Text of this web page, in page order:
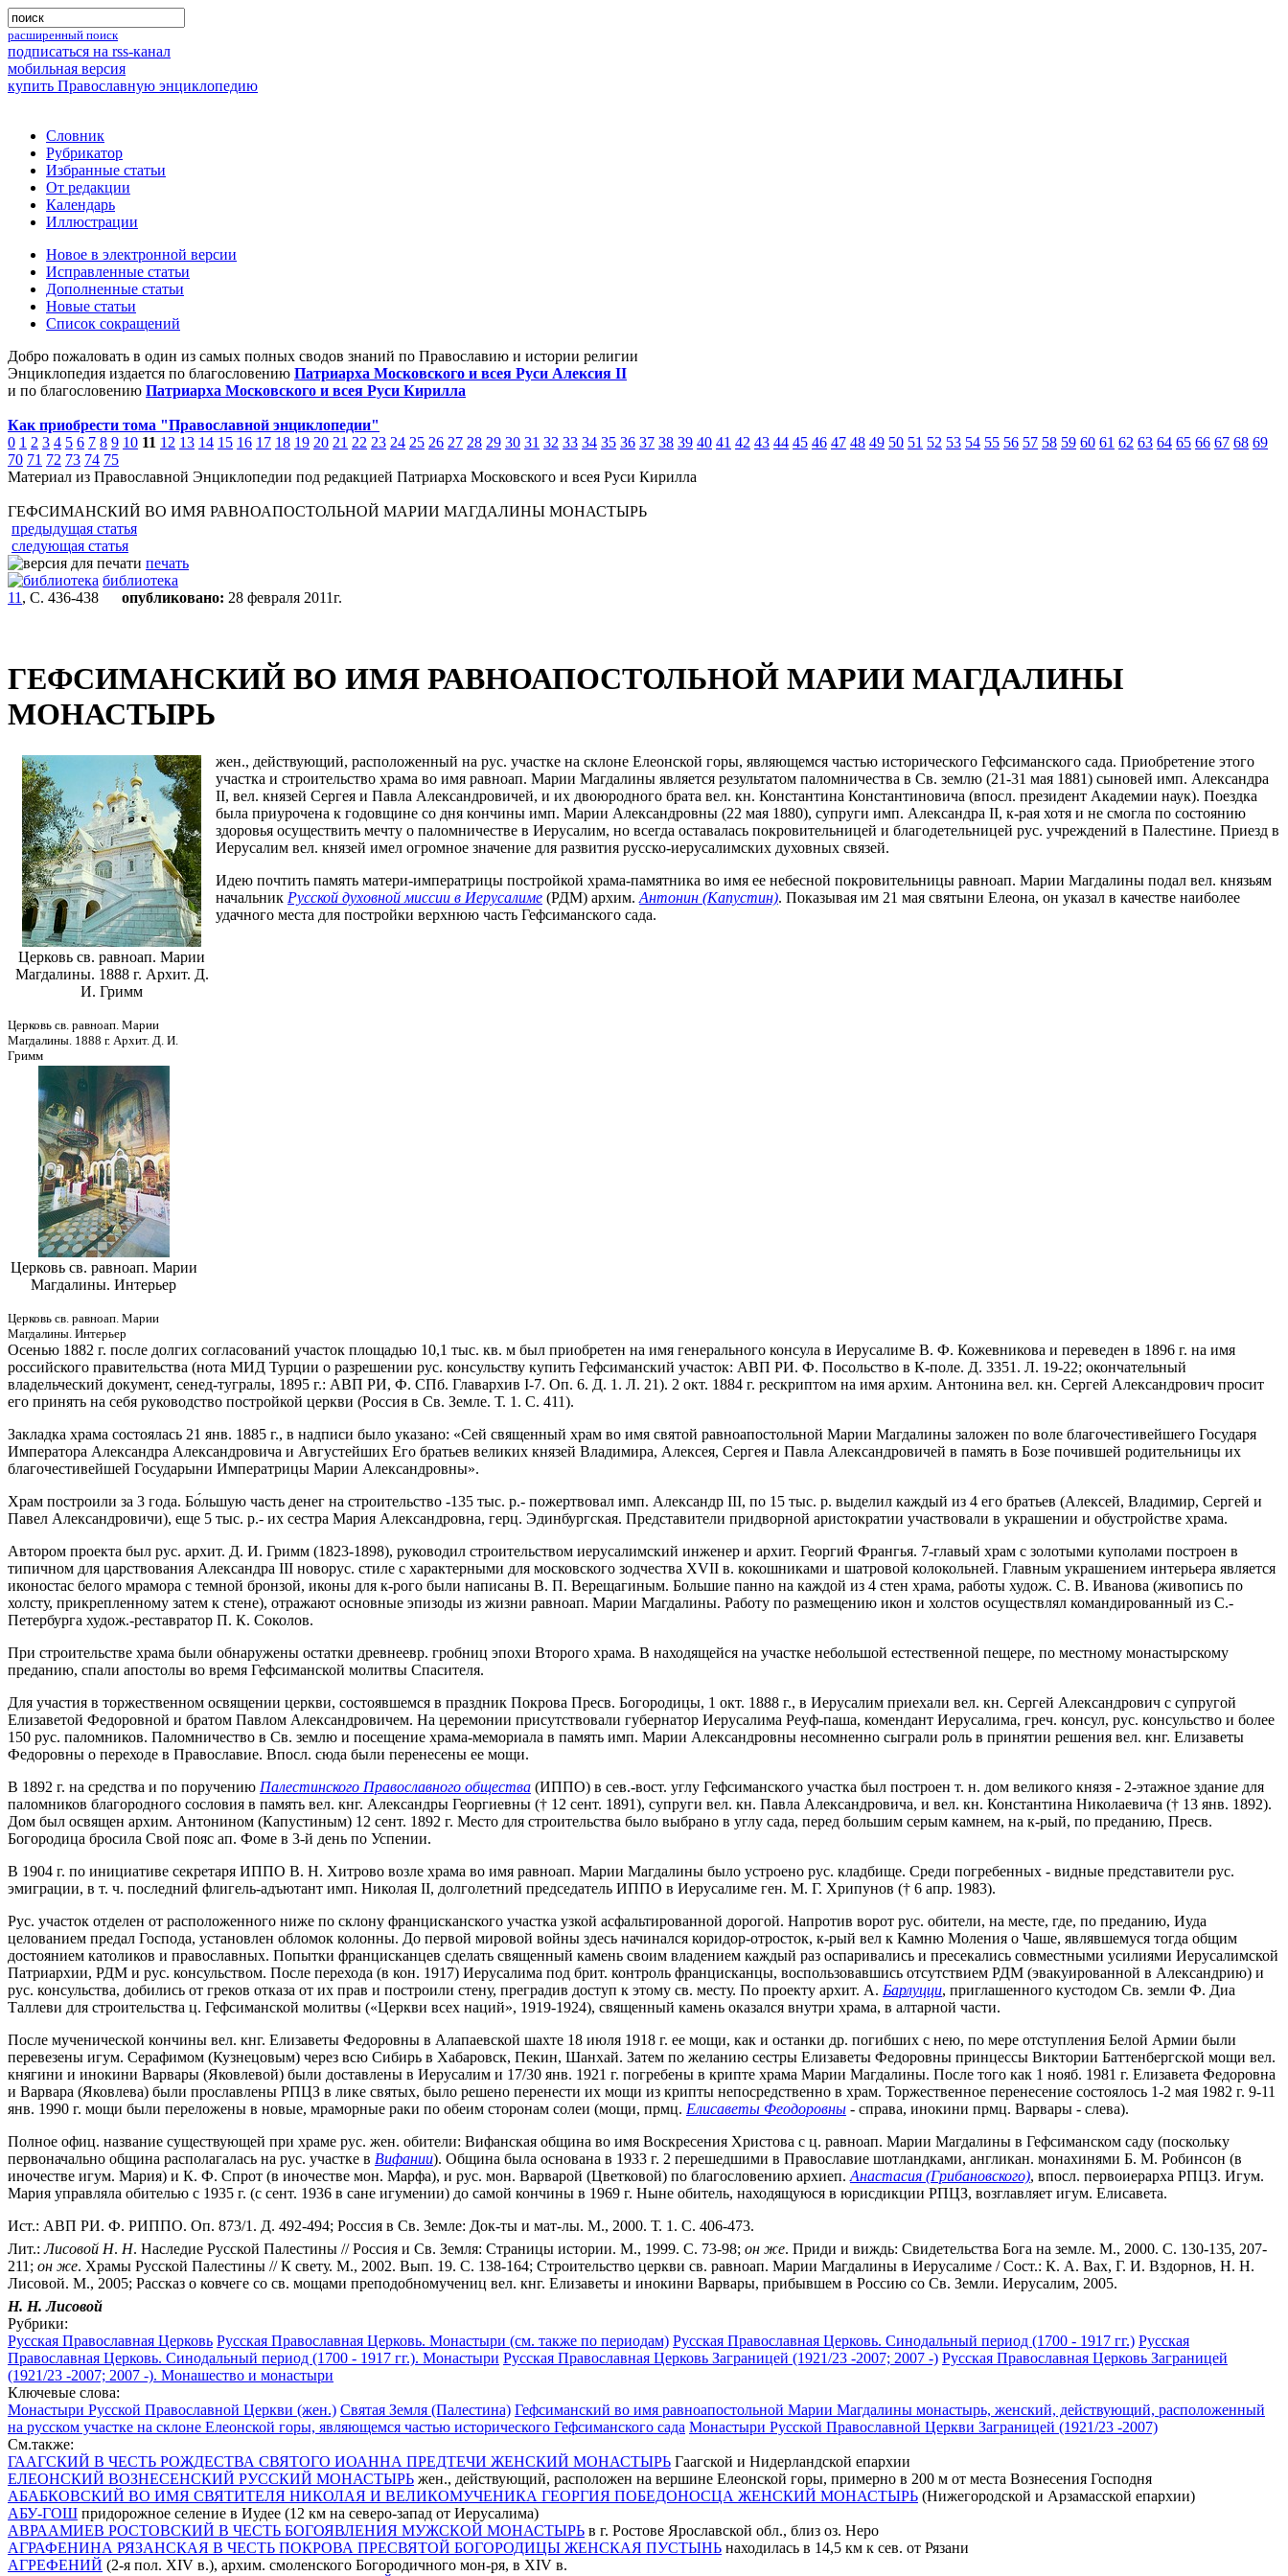
расширенный поиск
подписаться на rss-канал
мобильная версия
купить Православную энциклопедию
Словник
Рубрикатор
Избранные статьи
От редакции
Календарь
Иллюстрации
Новое в электронной версии
Исправленные статьи
Дополненные статьи
Новые статьи
Список сокращений
Добро пожаловать в один из самых полных сводов знаний по Православию и истории религии
Энциклопедия издается по благословению Патриарха Московского и всея Руси Алексия II
и по благословению Патриарха Московского и всея Руси Кирилла
Как приобрести тома "Православной энциклопедии"
0 1 2 3 4 5 6 7 8 9 10 11 12 13 14 15 16 17 18 19 20 21 22 23 24 25 26 27 28 29 30 31 32 33 34 35 36 37 38 39 40 41 42 43 44 45 46 47 48 49 50 51 52 53 54 55 56 57 58 59 60 61 62 63 64 65 66 67 68 69
70 71 72 73 74 75
Материал из Православной Энциклопедии под редакцией Патриарха Московского и всея Руси Кирилла
ГЕФСИМАНСКИЙ ВО ИМЯ РАВНОАПОСТОЛЬНОЙ МАРИИ МАГДАЛИНЫ МОНАСТЫРЬ
предыдущая статья
следующая статья
печать
библиотека
11 , С. 436-438 опубликовано: 28 февраля 2011г.
ГЕФСИМАНСКИЙ ВО ИМЯ РАВНОАПОСТОЛЬНОЙ МАРИИ МАГДАЛИНЫ
МОНАСТЫРЬ
Церковь св. равноап. Марии
Магдалины. 1888 г. Архит. Д.
И. Гримм
Церковь св. равноап. Марии
Магдалины. 1888 г. Архит. Д. И.
Гримм
жен., действующий, расположенный на рус. участке на склоне Елеонской горы, являющемся частью исторического Гефсиманского сада. Приобретение этого
участка и строительство храма во имя равноап. Марии Магдалины является результатом паломничества в Св. землю (21-31 мая 1881) сыновей имп. Александра
II, вел. князей Сергея и Павла Александровичей, и их двоюродного брата вел. кн. Константина Константиновича (впосл. президент Академии наук). Поездка
была приурочена к годовщине со дня кончины имп. Марии Александровны (22 мая 1880), супруги имп. Александра II, к-рая хотя и не смогла по состоянию
здоровья осуществить мечту о паломничестве в Иерусалим, но всегда оставалась покровительницей и благодетельницей рус. учреждений в Палестине. Приезд в
Иерусалим вел. князей имел огромное значение для развития русско-иерусалимских духовных связей.
Идею почтить память матери-императрицы постройкой храма-памятника во имя ее небесной покровительницы равноап. Марии Магдалины подал вел. князьям
начальник Русской духовной миссии в Иерусалиме (РДМ) архим. Антонин (Капустин). Показывая им 21 мая святыни Елеона, он указал в качестве наиболее
удачного места для постройки верхнюю часть Гефсиманского сада.
Церковь св. равноап. Марии
Магдалины. Интерьер
Церковь св. равноап. Марии
Магдалины. Интерьер
Осенью 1882 г. после долгих согласований участок площадью 10,1 тыс. кв. м был приобретен на имя генерального консула в Иерусалиме В. Ф. Кожевникова и переведен в 1896 г. на имя
российского правительства (нота МИД Турции о разрешении рус. консульству купить Гефсиманский участок: АВП РИ. Ф. Посольство в К-поле. Д. 3351. Л. 19-22; окончательный
владельческий документ, сенед-тугралы, 1895 г.: АВП РИ, Ф. СПб. Главархив I-7. Оп. 6. Д. 1. Л. 21). 2 окт. 1884 г. рескриптом на имя архим. Антонина вел. кн. Сергей Александрович просит
его принять на себя руководство постройкой церкви (Россия в Св. Земле. Т. 1. С. 411).
Закладка храма состоялась 21 янв. 1885 г., в надписи было указано: «Сей священный храм во имя святой равноапостольной Марии Магдалины заложен по воле благочестивейшего Государя
Императора Александра Александровича и Августейших Его братьев великих князей Владимира, Алексея, Сергея и Павла Александровичей в память в Бозе почившей родительницы их
благочестивейшей Государыни Императрицы Марии Александровны».
Храм построили за 3 года. Бо́льшую часть денег на строительство -135 тыс. р.- пожертвовал имп. Александр III, по 15 тыс. р. выделил каждый из 4 его братьев (Алексей, Владимир, Сергей и
Павел Александровичи), еще 5 тыс. р.- их сестра Мария Александровна, герц. Эдинбургская. Представители придворной аристократии участвовали в украшении и обустройстве храма.
Автором проекта был рус. архит. Д. И. Гримм (1823-1898), руководил строительством иерусалимский инженер и архит. Георгий Франгья. 7-главый храм с золотыми куполами построен в
типичном для царствования Александра III новорус. стиле с характерными для московского зодчества XVII в. кокошниками и шатровой колокольней. Главным украшением интерьера является
иконостас белого мрамора с темной бронзой, иконы для к-рого были написаны В. П. Верещагиным. Большие панно на каждой из 4 стен храма, работы худож. С. В. Иванова (живопись по
холсту, прикрепленному затем к стене), отражают основные эпизоды из жизни равноап. Марии Магдалины. Работу по размещению икон и холстов осуществлял командированный из С.-
Петербурга худож.-реставратор П. К. Соколов.
При строительстве храма были обнаружены остатки древнеевр. гробниц эпохи Второго храма. В находящейся на участке небольшой естественной пещере, по местному монастырскому
преданию, спали апостолы во время Гефсиманской молитвы Спасителя.
Для участия в торжественном освящении церкви, состоявшемся в праздник Покрова Пресв. Богородицы, 1 окт. 1888 г., в Иерусалим приехали вел. кн. Сергей Александрович с супругой
Елизаветой Федоровной и братом Павлом Александровичем. На церемонии присутствовали губернатор Иерусалима Реуф-паша, комендант Иерусалима, греч. консул, рус. консульство и более
150 рус. паломников. Паломничество в Св. землю и посещение храма-мемориала в память имп. Марии Александровны несомненно сыграли роль в принятии решения вел. кнг. Елизаветы
Федоровны о переходе в Православие. Впосл. сюда были перенесены ее мощи.
В 1892 г. на средства и по поручению Палестинского Православного общества (ИППО) в сев.-вост. углу Гефсиманского участка был построен т. н. дом великого князя - 2-этажное здание для
паломников благородного сословия в память вел. кнг. Александры Георгиевны († 12 сент. 1891), супруги вел. кн. Павла Александровича, и вел. кн. Константина Николаевича († 13 янв. 1892).
Дом был освящен архим. Антонином (Капустиным) 12 сент. 1892 г. Место для строительства было выбрано в углу сада, перед большим серым камнем, на к-рый, по преданию, Пресв.
Богородица бросила Свой пояс ап. Фоме в 3-й день по Успении.
В 1904 г. по инициативе секретаря ИППО В. Н. Хитрово возле храма во имя равноап. Марии Магдалины было устроено рус. кладбище. Среди погребенных - видные представители рус.
эмиграции, в т. ч. последний флигель-адъютант имп. Николая II, долголетний председатель ИППО в Иерусалиме ген. М. Г. Хрипунов († 6 апр. 1983).
Рус. участок отделен от расположенного ниже по склону францисканского участка узкой асфальтированной дорогой. Напротив ворот рус. обители, на месте, где, по преданию, Иуда
целованием предал Господа, установлен обломок колонны. До первой мировой войны здесь начинался коридор-отросток, к-рый вел к Камню Моления о Чаше, являвшемуся тогда общим
достоянием католиков и православных. Попытки францисканцев сделать священный камень своим владением каждый раз оспаривались и пресекались совместными усилиями Иерусалимской
Патриархии, РДМ и рус. консульством. После перехода (в кон. 1917) Иерусалима под брит. контроль францисканцы, воспользовавшись отсутствием РДМ (эвакуированной в Александрию) и
рус. консульства, добились от греков отказа от их прав и построили стену, преградив доступ к этому св. месту. По проекту архит. А. Барлуцци, приглашенного кустодом Св. земли Ф. Диа
Таллеви для строительства ц. Гефсиманской молитвы («Церкви всех наций», 1919-1924), священный камень оказался внутри храма, в алтарной части.
После мученической кончины вел. кнг. Елизаветы Федоровны в Алапаевской шахте 18 июля 1918 г. ее мощи, как и останки др. погибших с нею, по мере отступления Белой Армии были
перевезены игум. Серафимом (Кузнецовым) через всю Сибирь в Хабаровск, Пекин, Шанхай. Затем по желанию сестры Елизаветы Федоровны принцессы Виктории Баттенбергской мощи вел.
княгини и инокини Варвары (Яковлевой) были доставлены в Иерусалим и 17/30 янв. 1921 г. погребены в крипте храма Марии Магдалины. После того как 1 нояб. 1981 г. Елизавета Федоровна
и Варвара (Яковлева) были прославлены РПЦЗ в лике святых, было решено перенести их мощи из крипты непосредственно в храм. Торжественное перенесение состоялось 1-2 мая 1982 г. 9-11
янв. 1990 г. мощи были переложены в новые, мраморные раки по обеим сторонам солеи (мощи, прмц. Елисаветы Феодоровны - справа, инокини прмц. Варвары - слева).
Полное офиц. название существующей при храме рус. жен. обители: Вифанская община во имя Воскресения Христова с ц. равноап. Марии Магдалины в Гефсиманском саду (поскольку
первоначально община располагалась на рус. участке в Вифании). Община была основана в 1933 г. 2 перешедшими в Православие шотландками, англикан. монахинями Б. М. Робинсон (в
иночестве игум. Мария) и К. Ф. Спрот (в иночестве мон. Марфа), и рус. мон. Варварой (Цветковой) по благословению архиеп. Анастасия (Грибановского), впосл. первоиерарха РПЦЗ. Игум.
Мария управляла обителью с 1935 г. (с сент. 1936 в сане игумении) до самой кончины в 1969 г. Ныне обитель, находящуюся в юрисдикции РПЦЗ, возглавляет игум. Елисавета.
Ист.: АВП РИ. Ф. РИППО. Оп. 873/1. Д. 492-494; Россия в Св. Земле: Док-ты и мат-лы. М., 2000. Т. 1. С. 406-473.
Лит.:Лисовой Н. Н. Наследие Русской Палестины // Россия и Св. Земля: Страницы истории. М., 1999. С. 73-98; он же. Приди и виждь: Свидетельства Бога на земле. М., 2000. С. 130-135, 207-
211; он же. Храмы Русской Палестины // К свету. М., 2002. Вып. 19. С. 138-164; Строительство церкви св. равноап. Марии Магдалины в Иерусалиме / Сост.: К. А. Вах, Г. И. Вздорнов, Н. Н.
Лисовой. М., 2005; Рассказ о ковчеге со св. мощами преподобномучениц вел. кнг. Елизаветы и инокини Варвары, прибывшем в Россию со Св. Земли. Иерусалим, 2005.
Н. Н.Лисовой
Рубрики:
Русская Православная Церковь Русская Православная Церковь. Монастыри (см. также по периодам) Русская Православная Церковь. Синодальный период (1700 - 1917 гг.) Русская
Православная Церковь. Синодальный период (1700 - 1917 гг.). Монастыри Русская Православная Церковь Заграницей (1921/23 -2007; 2007 -) Русская Православная Церковь Заграницей
(1921/23 -2007; 2007 -). Монашество и монастыри
Ключевые слова:
Монастыри Русской Православной Церкви (жен.) Святая Земля (Палестина) Гефсиманский во имя равноапостольной Марии Магдалины монастырь, женский, действующий, расположенный
на русском участке на склоне Елеонской горы, являющемся частью исторического Гефсиманского сада Монастыри Русской Православной Церкви Заграницей (1921/23 -2007)
См.также:
ГААГСКИЙ В ЧЕСТЬ РОЖДЕСТВА СВЯТОГО ИОАННА ПРЕДТЕЧИ ЖЕНСКИЙ МОНАСТЫРЬ Гаагской и Нидерландской епархии
ЕЛЕОНСКИЙ ВОЗНЕСЕНСКИЙ РУССКИЙ МОНАСТЫРЬ жен., действующий, расположен на вершине Елеонской горы, примерно в 200 м от места Вознесения Господня
АБАБКОВСКИЙ ВО ИМЯ СВЯТИТЕЛЯ НИКОЛАЯ И ВЕЛИКОМУЧЕНИКА ГЕОРГИЯ ПОБЕДОНОСЦА ЖЕНСКИЙ МОНАСТЫРЬ (Нижегородской и Арзамасской епархии)
АБУ-ГОШ придорожное селение в Иудее (12 км на северо-запад от Иерусалима)
АВРААМИЕВ РОСТОВСКИЙ В ЧЕСТЬ БОГОЯВЛЕНИЯ МУЖСКОЙ МОНАСТЫРЬ в г. Ростове Ярославской обл., близ оз. Неро
АГРАФЕНИНА РЯЗАНСКАЯ В ЧЕСТЬ ПОКРОВА ПРЕСВЯТОЙ БОГОРОДИЦЫ ЖЕНСКАЯ ПУСТЫНЬ находилась в 14,5 км к сев. от Рязани
АГРЕФЕНИЙ (2-я пол. XIV в.), архим. смоленского Богородичного мон-ря, в XIV в.